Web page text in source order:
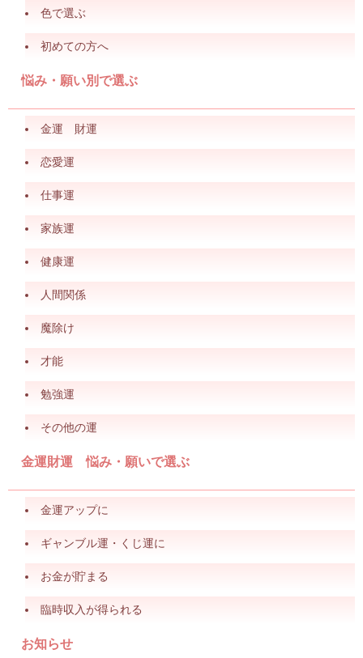
色で選ぶ
初めての方へ
悩み・願い別で選ぶ
金運 財運
恋愛運
仕事運
家族運
健康運
人間関係
魔除け
才能
勉強運
その他の運
金運財運 悩み・願いで選ぶ
金運アップに
ギャンブル運・くじ運に
お金が貯まる
臨時収入が得られる
お知らせ